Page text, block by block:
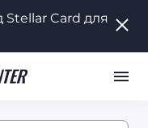
Card для
Card для